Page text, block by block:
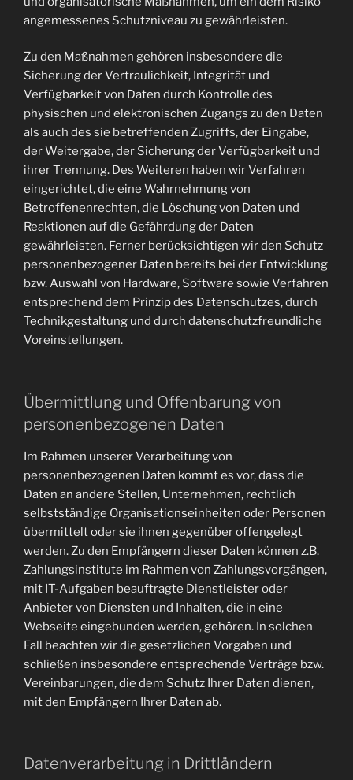
angemessenes Schutzniveau zu gewährleisten.
Zu den Maßnahmen gehören insbesondere die
Sicherung der Vertraulichkeit, Integrität und
Verfügbarkeit von Daten durch Kontrolle des
physischen und elektronischen Zugangs zu den Daten
als auch des sie betreffenden Zugriffs, der Eingabe,
der Weitergabe, der Sicherung der Verfügbarkeit und
ihrer Trennung. Des Weiteren haben wir Verfahren
eingerichtet, die eine Wahrnehmung von
Betroffenenrechten, die Löschung von Daten und
Reaktionen auf die Gefährdung der Daten
gewährleisten. Ferner berücksichtigen wir den Schutz
personenbezogener Daten bereits bei der Entwicklung
bzw. Auswahl von Hardware, Software sowie Verfahren
entsprechend dem Prinzip des Datenschutzes, durch
Technikgestaltung und durch datenschutzfreundliche
Voreinstellungen.
Übermittlung und Offenbarung von
personenbezogenen Daten
Im Rahmen unserer Verarbeitung von
personenbezogenen Daten kommt es vor, dass die
Daten an andere Stellen, Unternehmen, rechtlich
selbstständige Organisationseinheiten oder Personen
übermittelt oder sie ihnen gegenüber offengelegt
werden. Zu den Empfängern dieser Daten können z.B.
Zahlungsinstitute im Rahmen von Zahlungsvorgängen,
mit IT-Aufgaben beauftragte Dienstleister oder
Anbieter von Diensten und Inhalten, die in eine
Webseite eingebunden werden, gehören. In solchen
Fall beachten wir die gesetzlichen Vorgaben und
schließen insbesondere entsprechende Verträge bzw.
Vereinbarungen, die dem Schutz Ihrer Daten dienen,
mit den Empfängern Ihrer Daten ab.
Datenverarbeitung in Drittländern